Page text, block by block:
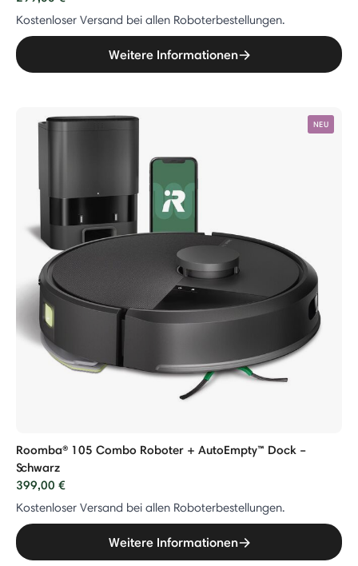
Kostenloser Versand bei allen Roboterbestellungen.
Weitere Informationen
NEU
Roomba® 105 Combo Roboter + AutoEmpty™ Dock –
Schwarz
399,00 €
Kostenloser Versand bei allen Roboterbestellungen.
Weitere Informationen